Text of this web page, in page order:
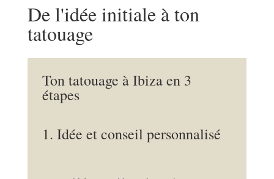
De l'idée initiale à ton
tatouage
Ton tatouage à Ibiza en 3
étapes
1. Idée et conseil personnalisé